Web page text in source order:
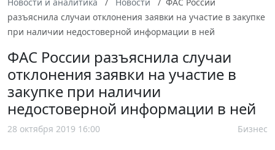
разъяснила случаи отклонения заявки на участие в закупке
при наличии недостоверной информации в ней
ФАС России разъяснила случаи
отклонения заявки на участие в
закупке при наличии
недостоверной информации в ней
28 октября 2019 16:00 Бизнес